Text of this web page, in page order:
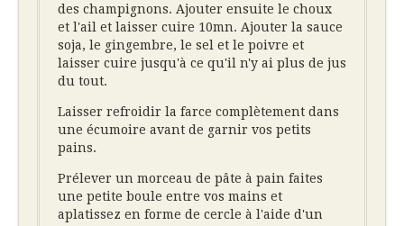
des champignons. Ajouter ensuite le choux
et l'ail et laisser cuire 10mn. Ajouter la sauce
soja, le gingembre, le sel et le poivre et
laisser cuire jusqu'à ce qu'il n'y ai plus de jus
du tout.
Laisser refroidir la farce complètement dans
une écumoire avant de garnir vos petits
pains.
Prélever un morceau de pâte à pain faites
une petite boule entre vos mains et
aplatissez en forme de cercle à l'aide d'un